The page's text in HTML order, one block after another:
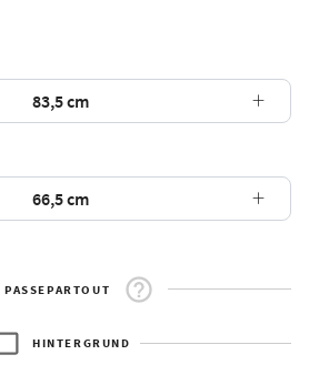
+
+
PASSEPARTOUT
HINTERGRUND